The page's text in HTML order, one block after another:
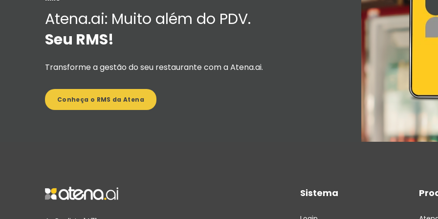
Atena.ai: Muito além do PDV.
Seu RMS!
Transforme a gestão do seu restaurante com a Atena.ai.
Conheça o RMS da Atena
Sistema